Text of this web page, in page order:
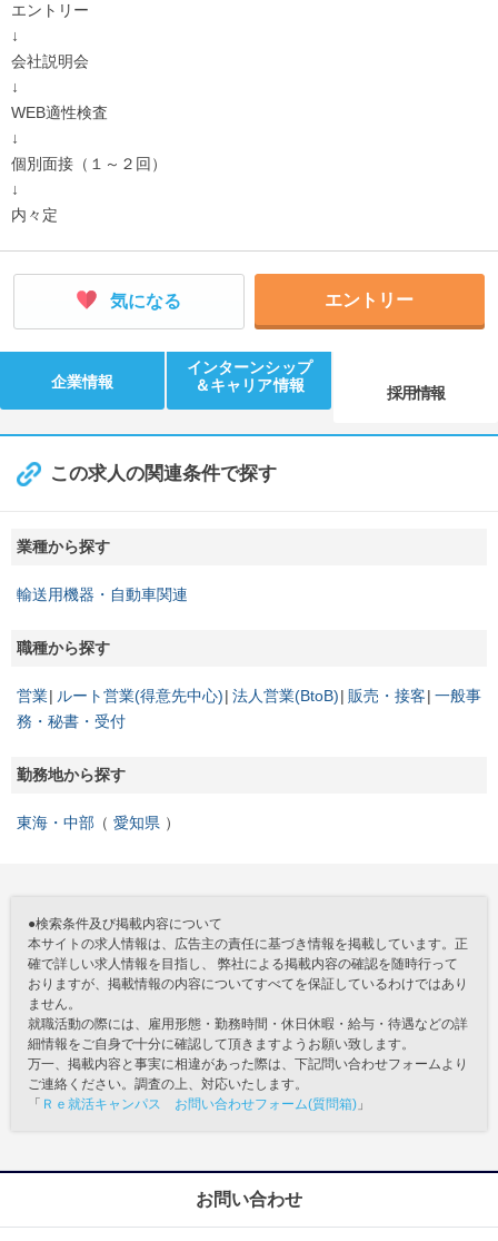
エントリー
↓
会社説明会
↓
WEB適性検査
↓
個別面接（１～２回）
↓
内々定
気になる エントリー
企業情報
インターンシップ
＆キャリア情報
採用情報
この求人の関連条件で探す
業種から探す
輸送用機器・自動車関連
職種から探す
営業 ルート営業(得意先中心) 法人営業(BtoB) 販売・接客 一般事
務・秘書・受付
勤務地から探す
東海・中部 愛知県
●検索条件及び掲載内容について
本サイトの求人情報は、広告主の責任に基づき情報を掲載しています。正
確で詳しい求人情報を目指し、 弊社による掲載内容の確認を随時行って
おりますが、掲載情報の内容についてすべてを保証しているわけではあり
ません。
就職活動の際には、雇用形態・勤務時間・休日休暇・給与・待遇などの詳
細情報をご自身で十分に確認して頂きますようお願い致します。
万一、掲載内容と事実に相違があった際は、下記問い合わせフォームより
ご連絡ください。調査の上、対応いたします。
「 Ｒｅ就活キャンパス お問い合わせフォーム(質問箱) 」
お問い合わせ